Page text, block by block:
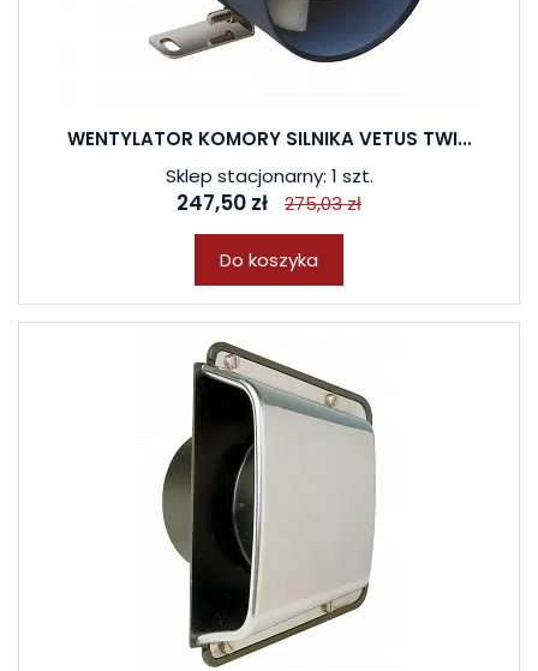
WENTYLATOR KOMORY SILNIKA VETUS TWI...
Sklep stacjonarny: 1 szt.
247,50 zł 275,03 zł
Do koszyka